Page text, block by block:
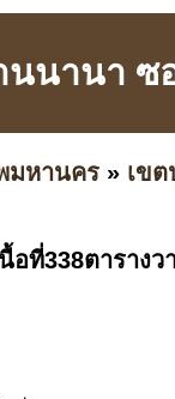
นานา ซ
มหานคร » เข
ที่338ตารางว